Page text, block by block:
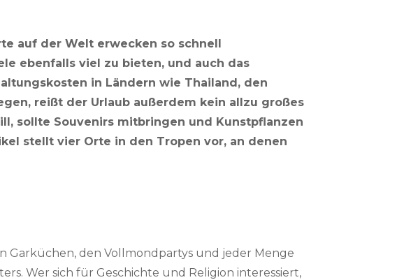
auf der Welt erwecken so schnell
ebenfalls viel zu bieten, und auch das
in Ländern wie Thailand, den
reißt der Urlaub außerdem kein allzu großes
sollte Souvenirs mitbringen und Kunstpflanzen
stellt vier Orte in den Tropen vor, an denen
Garküchen, den Vollmondpartys und jeder Menge
Wer sich für Geschichte und Religion interessiert,